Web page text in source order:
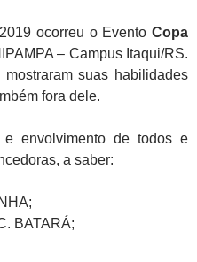
ocorreu o Evento Copa
– Campus Itaqui/RS.
suas habilidades
fora dele.
e envolvimento de todos e
a saber:
BATARÁ;